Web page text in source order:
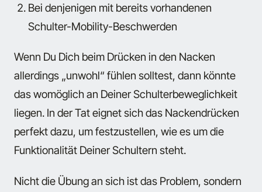
Bei denjenigen mit bereits vorhandenen
Schulter-Mobility-Beschwerden
Wenn Du Dich beim Drücken in den Nacken
allerdings „unwohl“ fühlen solltest, dann könnte
das womöglich an Deiner Schulterbeweglichkeit
liegen. In der Tat eignet sich das Nackendrücken
perfekt dazu, um festzustellen, wie es um die
Funktionalität Deiner Schultern steht.
Nicht die Übung an sich ist das Problem, sondern